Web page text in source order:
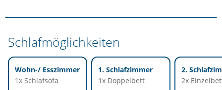
Schlafmöglichkeiten
Wohn-/ Esszimmer
1x Schlafsofa
1. Schlafzimmer
1x Doppelbett
2.
2x